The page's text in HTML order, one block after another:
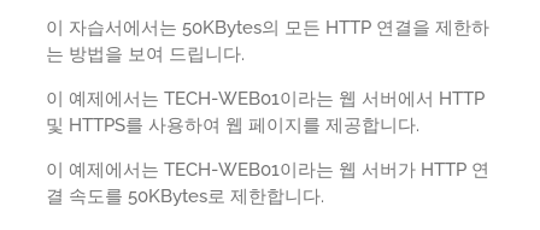
이 자습서에서는 50KBytes의 모든 HTTP 연결을 제한하
는 방법을 보여 드립니다.
이 예제에서는 TECH-WEB01이라는 웹 서버에서 HTTP
및 HTTPS를 사용하여 웹 페이지를 제공합니다.
이 예제에서는 TECH-WEB01이라는 웹 서버가 HTTP 연
결 속도를 50KBytes로 제한합니다.